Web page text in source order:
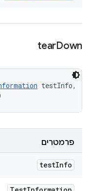
tearDown
testInfo,
פרמטרים
testInfo